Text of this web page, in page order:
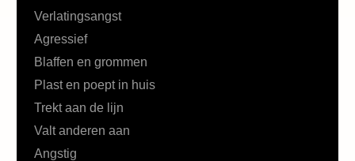
Verlatingsangst
Agressief
Blaffen en grommen
Plast en poept in huis
Trekt aan de lijn
Valt anderen aan
Angstig